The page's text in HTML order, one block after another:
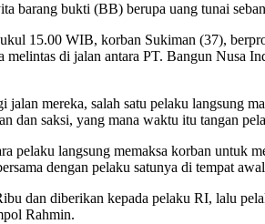
barang bukti (BB) berupa uang tunai
15.00 WIB, korban Sukiman (37),
di jalan antara PT. Bangun Nusa
jalan mereka, salah satu pelaku langsung
dan saksi, yang mana waktu itu tangan
pelaku langsung memaksa korban
dengan pelaku satunya di tempat
dan diberikan kepada pelaku RI, lalu
Rahmin.